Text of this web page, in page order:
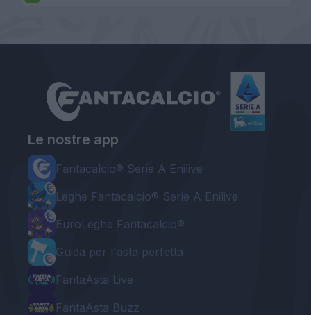
Le nostre app
Fantacalcio® Serie A Enilive
Leghe Fantacalcio® Serie A Enilive
EuroLeghe Fantacalcio®
Guida per l'asta perfetta
FantaAsta Live
FantaAsta Buzz